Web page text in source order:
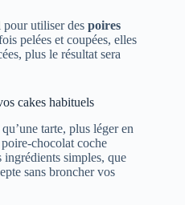
pour utiliser des poires
pelées et coupées, elles
plus le résultat sera
cakes habituels
tarte, plus léger en
chocolat coche
ingrédients simples, que
sans broncher vos